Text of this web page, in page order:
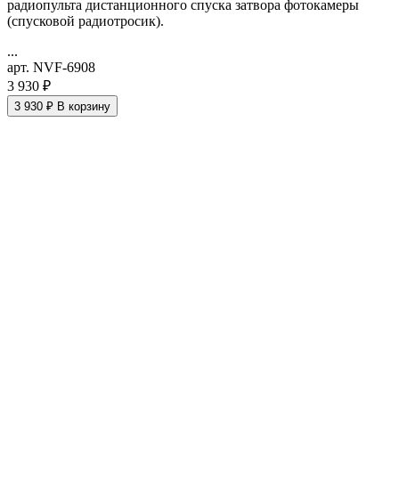
радиопульта дистанционного спуска затвора фотокамеры
(спусковой радиотросик).
...
арт. NVF-6908
3 930 ₽
3 930 ₽ В корзину